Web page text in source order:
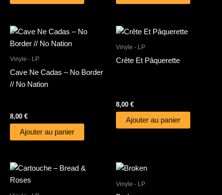
Vinyle - LP
Cave Ne Cadas – No Border
// No Nation
8,00 €
Ajouter au panier
Vinyle - LP
Crête Et Pâquerette
8,00 €
Ajouter au panier
Vinyle - LP